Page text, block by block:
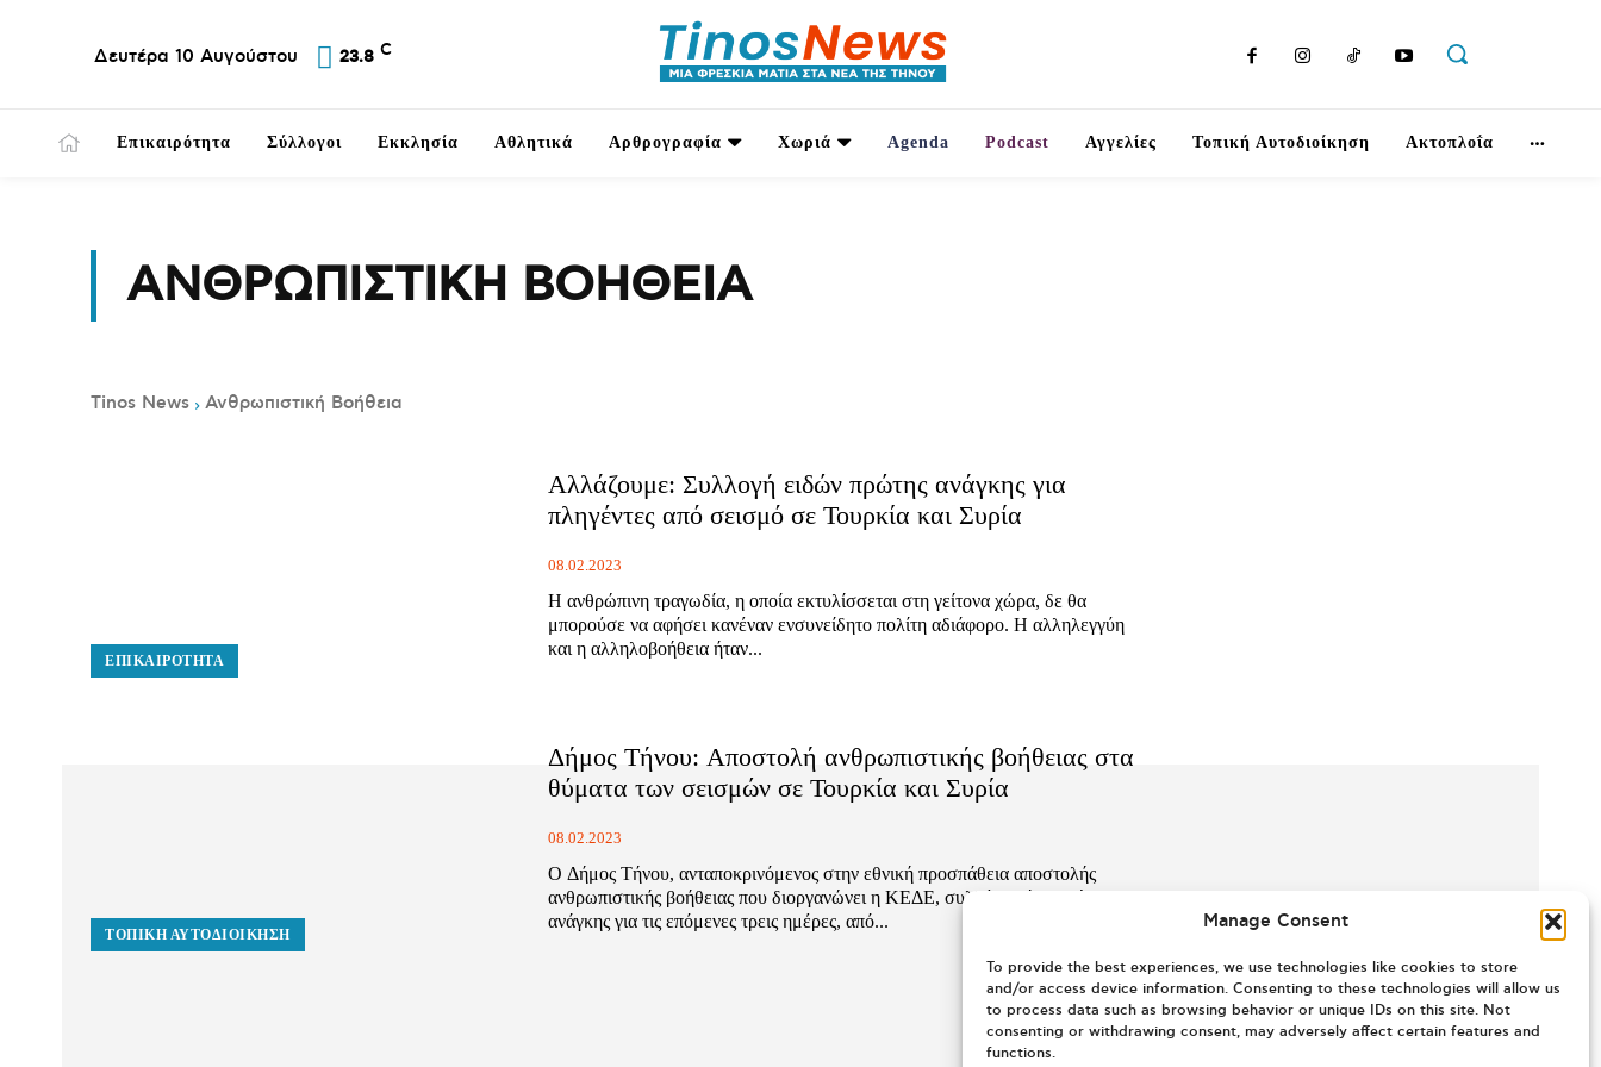
Manage Consent
To provide the best experiences, we use technologies like cookies to store
and/or access device information. Consenting to these technologies will allow us
to process data such as browsing behavior or unique IDs on this site. Not
consenting or withdrawing consent, may adversely affect certain features and
functions.
Δευτέρα 10 Αυγούστου 23.8 C
Επικαιρότητα Σύλλογοι Εκκλησία Αθλητικά Αρθρογραφία Χωριά Agenda Podcast Αγγελίες Τοπική Αυτοδιοίκηση Ακτοπλοΐα
ΑΝΘΡΩΠΙΣΤΙΚΉ ΒΟΉΘΕΙΑ
Tinos News Ανθρωπιστική Βοήθεια
ΕΠΙΚΑΙΡΌΤΗΤΑ
Αλλάζουμε: Συλλογή ειδών πρώτης ανάγκης για
πληγέντες από σεισμό σε Τουρκία και Συρία
08.02.2023
Η ανθρώπινη τραγωδία, η οποία εκτυλίσσεται στη γείτονα χώρα, δε θα
μπορούσε να αφήσει κανέναν ενσυνείδητο πολίτη αδιάφορο. Η αλληλεγγύη
και η αλληλοβοήθεια ήταν...
ΤΟΠΙΚΉ ΑΥΤΟΔΙΟΊΚΗΣΗ
Δήμος Τήνου: Αποστολή ανθρωπιστικής βοήθειας στα
θύματα των σεισμών σε Τουρκία και Συρία
08.02.2023
Ο Δήμος Τήνου, ανταποκρινόμενος στην εθνική προσπάθεια αποστολής
ανθρωπιστικής βοήθειας που διοργανώνει η ΚΕΔΕ, συλλέγει είδη πρώτης
ανάγκης για τις επόμενες τρεις ημέρες, από...